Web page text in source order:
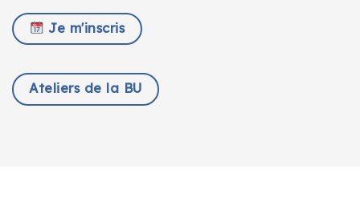
Je m'inscris
Ateliers de la BU